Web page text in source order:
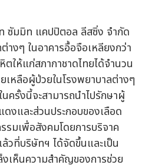
ซัมมิท แคปปิตอล ลีสซิ่ง จำกัด
งๆ ในอาคารอื้อจือเหลียงกว่า
ให้แก่สภากาชาดไทยได้จำนวน
หลือผู้ป่วยในโรงพยาบาลต่างๆ
ครั้งนี้จะสามารถนำไปรักษาผู้
งและส่วนประกอบของเลือด
มเพื่อสังคมโดยการบริจาค
วที่บริษัทฯ ได้จัดขึ้นและเป็น
เห็นความสำคัญของการช่วย